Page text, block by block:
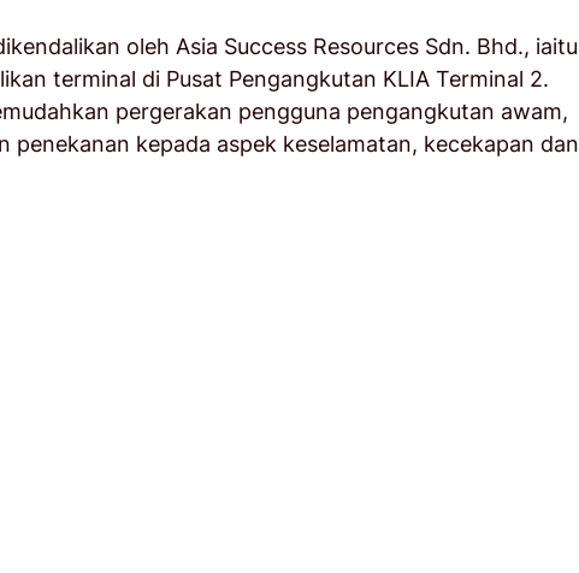
oleh Asia Success Resources Sdn. Bhd., iaitu
terminal di Pusat Pengangkutan KLIA Terminal 2.
pergerakan pengguna pengangkutan awam,
penekanan kepada aspek keselamatan, kecekapan dan